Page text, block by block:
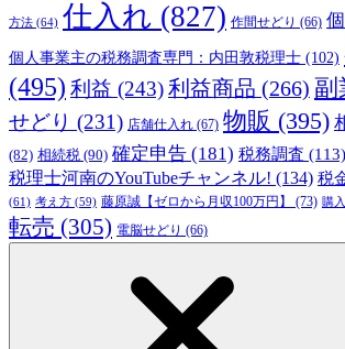
方法 (64) 仕入れ (827) 作間せどり (66)
個人事業主の税務調査専門：内田敦税理士 (102)
(495) 利益 (243)利益商品 (266) 副
せどり (231) 店舗仕入れ (67) 物販 (395)
(82) 相続税 (90) 確定申告 (181) 税務調査 (113)
税理士河南のYouTubeチャンネル! (134) 税
(61) 考え方 (59) 藤原誠【ゼロから月収100万円】 (73) 購
転売 (305) 電脳せどり (66)